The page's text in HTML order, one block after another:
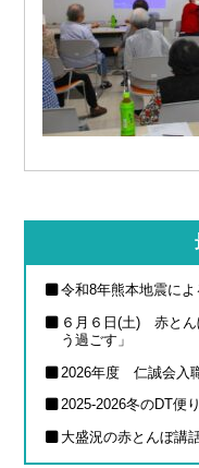
令和8年熊本地震に
６月６日(土) 赤とん
う過ごす」
2026年度 仁誠会入
2025-2026冬のDT便
大盛況の赤とんぼ講